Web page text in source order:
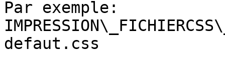
Par exemple:
defaut.css